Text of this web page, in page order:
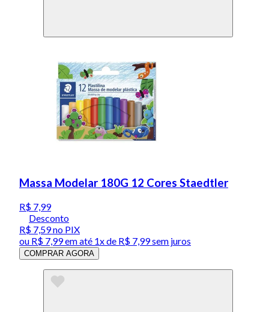
Massa Modelar 180G 12 Cores Staedtler
R$ 7,99
Desconto
R$ 7,59no PIX
ou R$ 7,99em até 1x de R$ 7,99sem juros
COMPRAR AGORA